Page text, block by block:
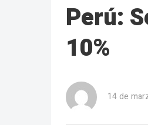
Perú:
10%
14 de